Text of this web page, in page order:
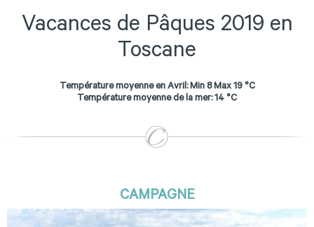
Vacances de Pâques 2019 en
Toscane
Température moyenne en Avril: Min 8 Max 19 °C
Température moyenne de la mer: 14 °C
CAMPAGNE